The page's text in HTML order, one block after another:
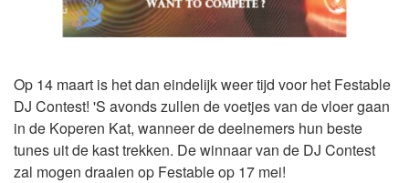
Op 14 maart is het dan eindelijk weer tijd voor het Festable
DJ Contest! 'S avonds zullen de voetjes van de vloer gaan
in de Koperen Kat, wanneer de deelnemers hun beste
tunes uit de kast trekken. De winnaar van de DJ Contest
zal mogen draaien op Festable op 17 mei!